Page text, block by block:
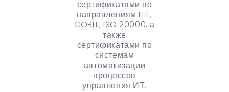
сертификатами по
направлениям ITIL,
COBIT, ISO 20000, а
также
сертификатами по
системам
автоматизации
процессов
управления ИТ.